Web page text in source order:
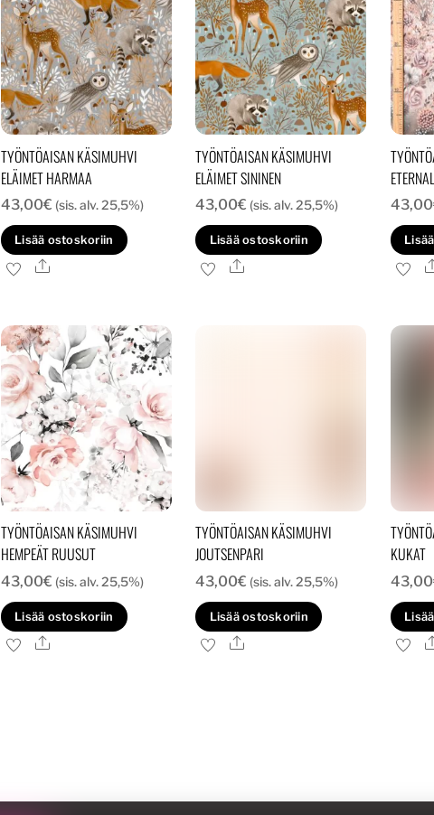
TYÖNTÖAISAN KÄSIMUHVI
ELÄIMET HARMAA
43,00€ (sis. alv. 25,5%)
Lisää ostoskoriin
Ale
TYÖNTÖAISAN KÄSIMUHVI
ELÄIMET SININEN
43,00€ (sis. alv. 25,5%)
Lisää ostoskoriin
Ale
ETERNAL
43,00
TYÖNTÖAISAN KÄSIMUHVI
HEMPEÄT RUUSUT
43,00€ (sis. alv. 25,5%)
Lisää ostoskoriin
Ale
TYÖNTÖAISAN KÄSIMUHVI
JOUTSENPARI
43,00€ (sis. alv. 25,5%)
Lisää ostoskoriin
Ale
KUKAT
43,00